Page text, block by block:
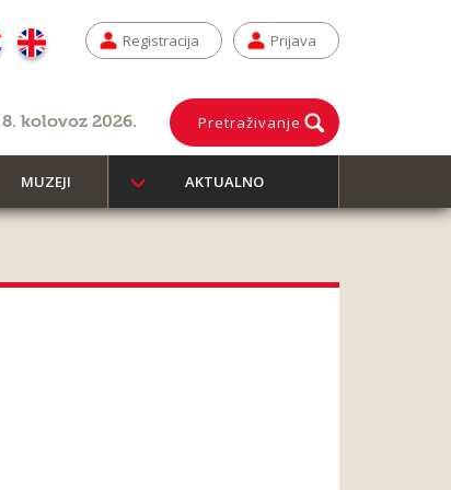
Registracija Prijava
kolovoz 2026. Pretraživanje
MUZEJI AKTUALNO